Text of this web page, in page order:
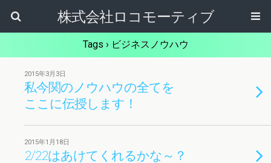
株式会社ロコモーティブ
Tags › ビジネスノウハウ
2015年3月3日
私今関のノウハウの全てを
ここに伝授します！
2015年1月18日
2/22はあけてくれるかな～？